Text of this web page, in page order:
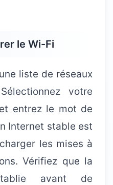
le Wi-Fi
liste de réseaux
votre
entrez le mot de
Internet stable est
les mises à
Vérifiez que la
avant de